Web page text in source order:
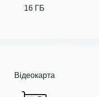
16 ГБ
Відеокарта